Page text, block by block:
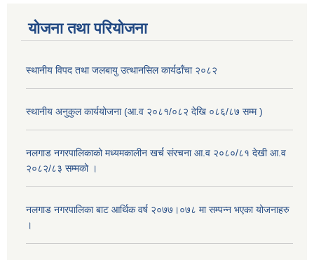
योजना तथा परियोजना
स्थानीय विपद तथा जलबायु उत्थानसिल कार्यढाँचा २०८२
स्थानीय अनुकुल कार्ययोजना (आ.व २०८१/०८२ देखि ०८६/८७ सम्म )
नलगाड नगरपालिकाको मध्यमकालीन खर्च संरचना आ.व २०८०/८१ देखी आ.व
२०८२/८३ सम्मको ।
नलगाड नगरपालिका बाट आर्थिक वर्ष २०७७।०७८ मा सम्पन्न भएका योजनाहरु
।